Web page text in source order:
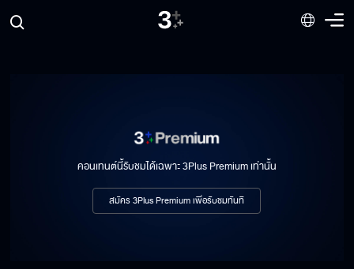
คอนเทนต์นี้รับชมได้เฉพาะ 3Plus Premium เท่านั้น
สมัคร 3Plus Premium เพื่อรับชมทันที